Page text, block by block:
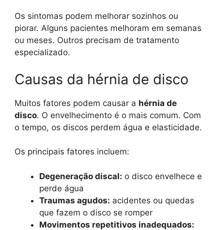
Os sintomas podem melhorar sozinhos ou
piorar. Alguns pacientes melhoram em semanas
ou meses. Outros precisam de tratamento
especializado.
Causas da hérnia de disco
Muitos fatores podem causar a hérnia de
disco. O envelhecimento é o mais comum. Com
o tempo, os discos perdem água e elasticidade.
Os principais fatores incluem:
Degeneração discal: o disco envelhece e
perde água
Traumas agudos: acidentes ou quedas
que fazem o disco se romper
Movimentos repetitivos inadequados: